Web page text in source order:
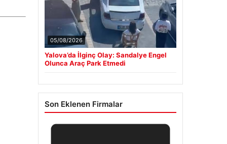
05/08/2026
Yalova’da İlginç Olay: Sandalye Engel
Olunca Araç Park Etmedi
Son Eklenen Firmalar